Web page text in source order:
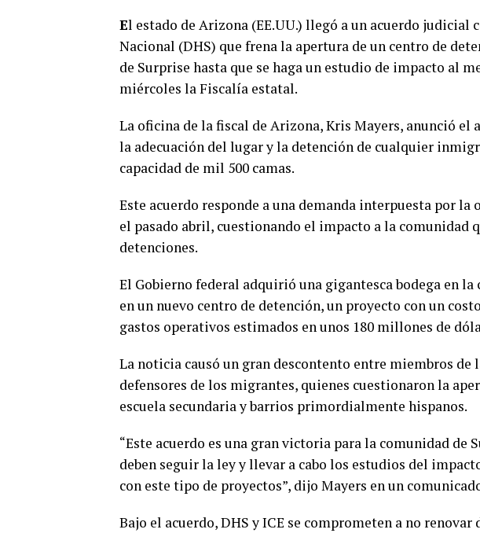
El estado de Arizona (EE.UU.) llegó a un acuerdo judicial
Nacional (DHS) que frena la apertura de un centro de
de Surprise hasta que se haga un estudio de impacto al
miércoles la Fiscalía estatal.
La oficina de la fiscal de Arizona, Kris Mayers, anunció el
la adecuación del lugar y la detención de cualquier
capacidad de mil 500 camas.
Este acuerdo responde a una demanda interpuesta por la
el pasado abril, cuestionando el impacto a la comunidad
detenciones.
El Gobierno federal adquirió una gigantesca bodega en
en un nuevo centro de detención, un proyecto con un
gastos operativos estimados en unos 180 millones de
La noticia causó un gran descontento entre miembros
defensores de los migrantes, quienes cuestionaron la
escuela secundaria y barrios primordialmente hispanos.
“Este acuerdo es una gran victoria para la comunidad de
deben seguir la ley y llevar a cabo los estudios del
con este tipo de proyectos”, dijo Mayers en un
Bajo el acuerdo, DHS y ICE se comprometen a no